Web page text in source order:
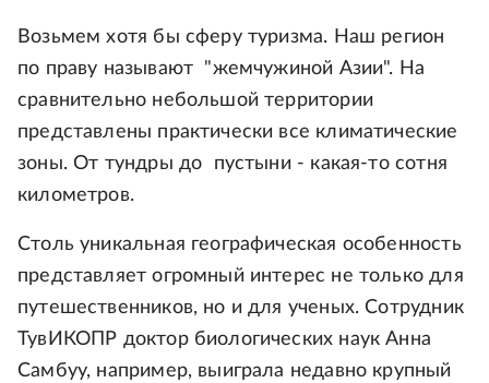
Возьмем хотя бы сферу туризма. Наш регион
по праву называют "жемчужиной Азии". На
сравнительно небольшой территории
представлены практически все климатические
зоны. От тундры до пустыни - какая-то сотня
километров.
Столь уникальная географическая особенность
представляет огромный интерес не только для
путешественников, но и для ученых. Сотрудник
ТувИКОПР доктор биологических наук Анна
Самбуу, например, выиграла недавно крупный